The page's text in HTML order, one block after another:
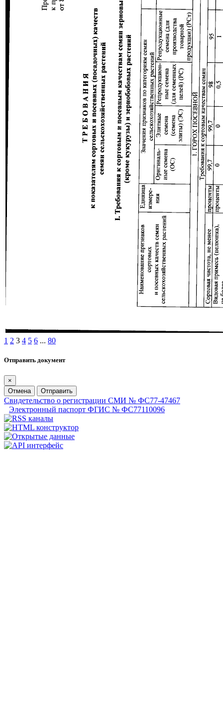
1 2 3 4 5 6 ... 80
Отправить документ
×
Отмена
Отправить
Свидетельство о регистрации СМИ № ФС77-47467
Электронный паспорт ФГИС № ФС77110096